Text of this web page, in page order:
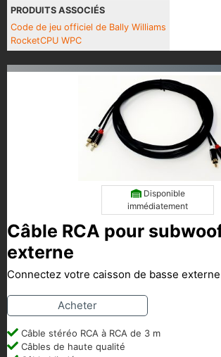
PRODUITS ASSOCIÉS
Code de jeu officiel de Bally Williams
RocketCPU WPC
Disponible
immédiatement
Câble RCA pour
externe
Connectez votre caisson de basse externe
Acheter
Câble stéréo RCA à RCA de 3 m
Câbles de haute qualité